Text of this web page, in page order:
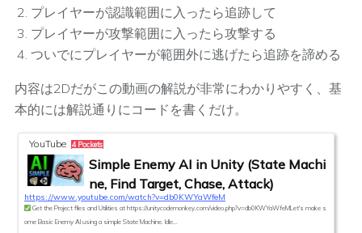
プレイヤーが認識範囲に入ったら追跡して
プレイヤーが攻撃範囲に入ったら攻撃する
ついでにプレイヤーが範囲外に逃げたら追跡を諦める
内容は2Dだがこの動画の解説が非常にわかりやすく、基
本的には解説通りにコードを書くだけ。
YouTube 4 Pockets
Simple Enemy AI in Unity (State Machi
ne, Find Target, Chase, Attack)
https://www.youtube.com/watch?v=db0KWYaWfeM
Get the Project files and Utilities at https://unitycodemonkey.com/video.php?v=db0KWYaWfeMLet's make s
ome Basic Enemy AI using a simple State Machine. Idle...